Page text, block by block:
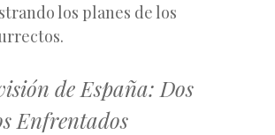
los planes de los
de España: Dos
Enfrentados